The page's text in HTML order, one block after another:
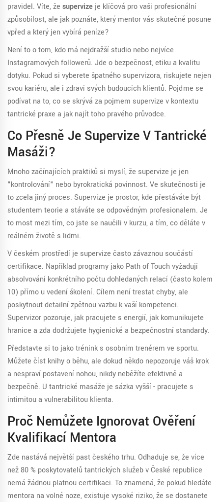
pravidel. Víte, že supervize je klíčová pro vaši profesionální
způsobilost, ale jak poznáte, který mentor vás skutečně posune
vpřed a který jen vybírá peníze?
Není to o tom, kdo má nejdražší studio nebo nejvíce
Instagramových followerů. Jde o bezpečnost, etiku a kvalitu
dotyku. Pokud si vyberete špatného supervizora, riskujete nejen
svou kariéru, ale i zdraví svých budoucích klientů. Pojďme se
podívat na to, co se skrývá za pojmem supervize v kontextu
tantrické praxe a jak najít toho pravého průvodce.
Co Přesně Je Supervize V Tantrické
Masáži?
Mnoho začínajících praktiků si myslí, že supervize je jen
"kontrolování" nebo byrokratická povinnost. Ve skutečnosti je
to zcela jiný proces. Supervize je prostor, kde přestáváte být
studentem teorie a stáváte se odpovědným profesionalem. Je
to most mezi tím, co jste se naučili v kurzu, a tím, co děláte v
reálném životě s lidmi.
V českém prostředí je supervize často závaznou součástí
certifikace. Například programy jako Path of Touchvyžadují
absolvování konkrétního počtu dohledaných relací (často kolem
10) přímo u vedení školení. Cílem není trestat chyby, ale
poskytnout detailní zpětnou vazbu k vaší kompetenci.
Supervizor pozoruje, jak pracujete s energií, jak komunikujete
hranice a zda dodržujete hygienické a bezpečnostní standardy.
Představte si to jako trénink s osobním trenérem ve sportu.
Můžete číst knihy o běhu, ale dokud někdo nepozoruje váš krok
a nespraví postavení nohou, nikdy neběžíte efektivně a
bezpečně. U tantrické masáže je sázka vyšší - pracujete s
intimitou a vulnerabilitou klienta.
Proč Nemůžete Ignorovat Ověření
Kvalifikací Mentora
Zde nastává největší past českého trhu. Odhaduje se, že více
než 80 % poskytovatelů tantrických služeb v České republice
nemá žádnou platnou certifikaci. To znamená, že pokud hledáte
mentora na volné noze, existuje vysoké riziko, že se dostanete